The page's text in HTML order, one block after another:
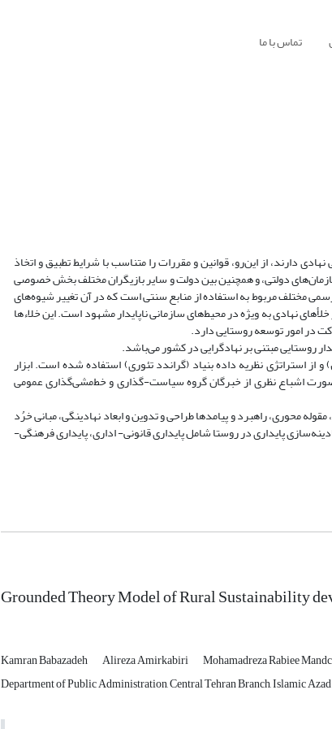
تماس با ما
دارند، از این‌رو، قوانین و مقررات را متناسب با شرایط تطبیق و اتخاذ
دولتی، و همچنین بین دولت و سایر بازیگران مختلف بخش خصوصی
مختلف مربوط به استفاده از منابع سنتی است که در آن تغییر شیوه‌های
نهادی به ویژه در محیط‌های سازمانی ناپایدار مشهود است. این خلاء‌ها
در امور توسعه روستایی دارد.
روستایی مبتنی بر نهادگرایی در کشور می‌باشد.
استراتژی نظریه داده بنیاد (گراندد تئوری) استفاده شده است. ابزار
صورت اشباع نظری از خبرگان گروه سیاست-گذاری و خط‌مشی‌گذاری عمومی
محوری، راهبرد و پیامدها طراحی و تدوین و ابعاد نهادینگی، مبانی خرُد
پایداری در روستا شامل پایداری قانونی- اداری، پایداری فرهنگی-
Grounded Theory Model of Rural Sustainability
Kamran Babazadeh Alireza Amirkabiri Mohamadreza Rabiee
Department of Public Administration, Central Tehran Branch, Islamic